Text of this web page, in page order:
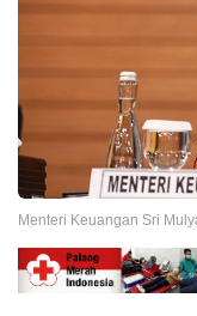
Menteri Keuangan Sri